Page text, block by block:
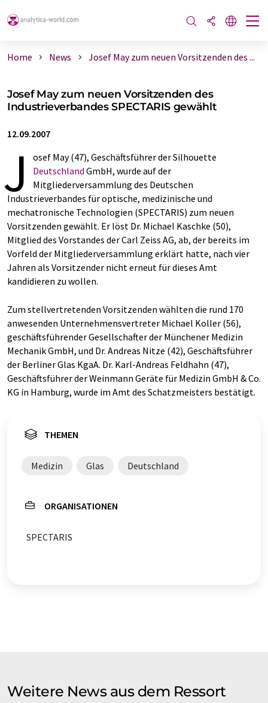
Home News Josef May zum neuen Vorsitzenden des ...
Josef May zum neuen Vorsitzenden des
Industrieverbandes SPECTARIS gewählt
12.09.2007
J
osef May (47), Geschäftsführer der Silhouette
Deutschland GmbH, wurde auf der
Mitgliederversammlung des Deutschen
Industrieverbandes für optische, medizinische und
mechatronische Technologien (SPECTARIS) zum neuen
Vorsitzenden gewählt. Er löst Dr. Michael Kaschke (50),
Mitglied des Vorstandes der Carl Zeiss AG, ab, der bereits im
Vorfeld der Mitgliederversammlung erklärt hatte, nach vier
Jahren als Vorsitzender nicht erneut für dieses Amt
kandidieren zu wollen.
Zum stellvertretenden Vorsitzenden wählten die rund 170
anwesenden Unternehmensvertreter Michael Koller (56),
geschäftsführender Gesellschafter der Münchener Medizin
Mechanik GmbH, und Dr. Andreas Nitze (42), Geschäftsführer
der Berliner Glas KgaA. Dr. Karl-Andreas Feldhahn (47),
Geschäftsführer der Weinmann Geräte für Medizin GmbH & Co.
KG in Hamburg, wurde im Amt des Schatzmeisters bestätigt.
THEMEN
Medizin Glas Deutschland
ORGANISATIONEN
SPECTARIS
Weitere News aus dem Ressort